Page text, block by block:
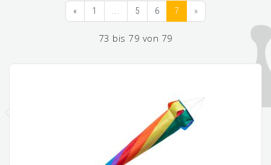
« 1 ... 5 6 7 »
73 bis 79 von 79